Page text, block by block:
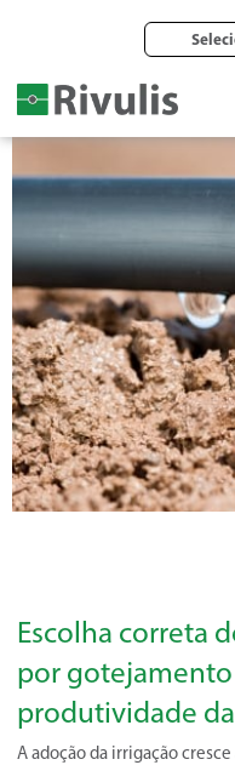
Escolha correta
por
produtividade
A adoção da irrigação cresce